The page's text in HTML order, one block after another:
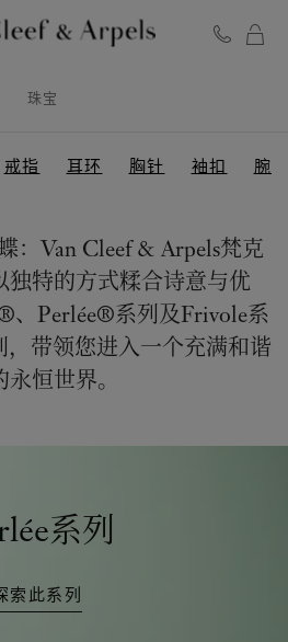
Cleef
&
宝
主
页
珠宝
：Van Cleef & Arpels梵克
独特的方式糅合诗意与优
、Perlée®系列及Frivole系
带领您进入一个充满和谐
永恒世界。
戒指 耳环 胸针 袖扣 腕
系列
索此系列